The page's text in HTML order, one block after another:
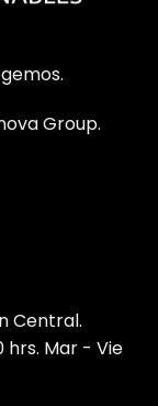
Group.
Central.
hrs. Mar - Vie